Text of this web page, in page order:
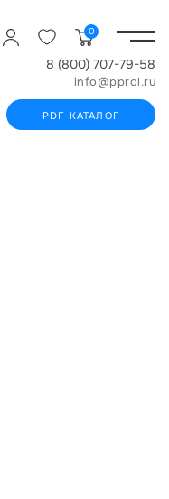
0
8 (800) 707-79-58
info@pprol.ru
PDF КАТАЛОГ